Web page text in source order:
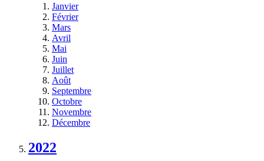
Janvier
Février
Mars
Avril
Mai
Juin
Juillet
Août
Septembre
Octobre
Novembre
Décembre
2022